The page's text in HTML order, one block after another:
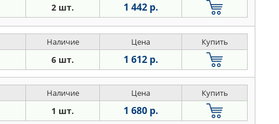
2 шт. 1 442 р.
Наличие Цена Купить
6 шт. 1 612 р.
Наличие Цена Купить
1 шт. 1 680 р.